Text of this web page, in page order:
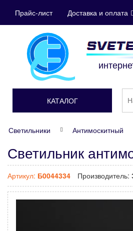
Прайс-лист Доставка и оплата
КАТАЛОГ
Светильники Антимоскитный
Светильник
Артикул: Б0044334 Производитель: